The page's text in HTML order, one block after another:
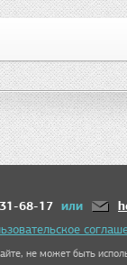
68-17 или
не может быть